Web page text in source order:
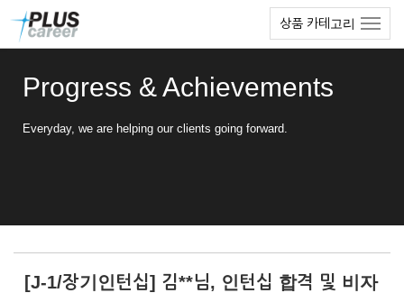
상품 카테고리
Progress & Achievements
Everyday, we are helping our clients going forward.
[J-1/장기인턴십] 김**님, 인턴십 합격 및 비자